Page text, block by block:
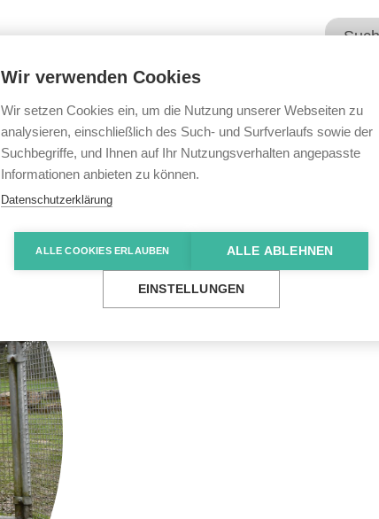
Wir
Wir verwenden Cookies
Wir setzen Cookies ein, um die Nutzung unserer Webseiten zu
analysieren, einschließlich des Such- und Surfverlaufs sowie der
Suchbegriffe, und Ihnen auf Ihr Nutzungsverhalten angepasste
Informationen anbieten zu können.
Datenschutzerklärung
ALLE COOKIES ERLAUBEN ALLE ABLEHNEN
EINSTELLUNGEN